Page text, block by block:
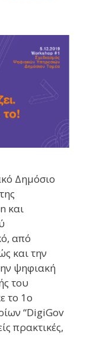
Δημόσιο
και
από
και την
ψηφιακή
του
το 1ο
“DigiGov
πρακτικές,